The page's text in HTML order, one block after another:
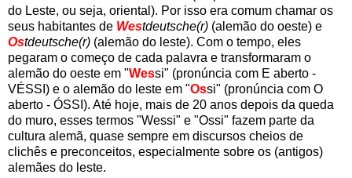
do Leste, ou seja, oriental). Por isso era comum chamar os
seus habitantes de Westdeutsche(r) (alemão do oeste) e
Ostdeutsche(r) (alemão do leste). Com o tempo, eles
pegaram o começo de cada palavra e transformaram o
alemão do oeste em "Wessi" (pronúncia com E aberto -
VÉSSI) e o alemão do leste em "Ossi" (pronúncia com O
aberto - ÓSSI). Até hoje, mais de 20 anos depois da queda
do muro, esses termos "Wessi" e "Ossi" fazem parte da
cultura alemã, quase sempre em discursos cheios de
clichês e preconceitos, especialmente sobre os (antigos)
alemães do leste.